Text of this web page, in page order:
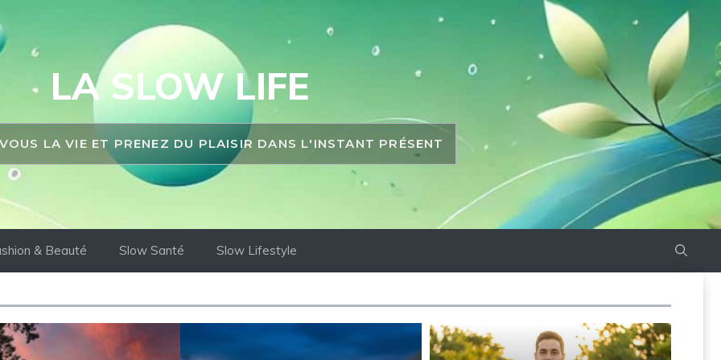
LA SLOW LIFE
LA VIE ET PRENEZ DU PLAISIR DANS L'INSTANT PRÉSENT
& Beauté Slow Santé Slow Lifestyle